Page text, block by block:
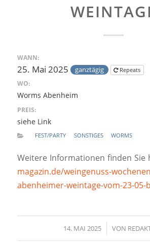
WANN:
25. Mai 2025 ganztägig Repeats
WO:
Worms Abenheim
PREIS:
siehe Link
FEST/PARTY SONSTIGES WORMS
Weitere Informationen finden Sie
magazin.de/weingenuss-
abenheimer-weintage-vom-23-05-
14. MAI 2025
/ VON